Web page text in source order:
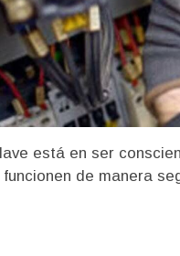
está en ser
de manera